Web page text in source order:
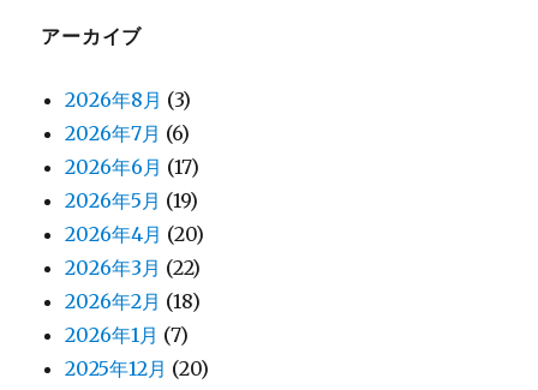
アーカイブ
2026年8月 (3)
2026年7月 (6)
2026年6月 (17)
2026年5月 (19)
2026年4月 (20)
2026年3月 (22)
2026年2月 (18)
2026年1月 (7)
2025年12月 (20)